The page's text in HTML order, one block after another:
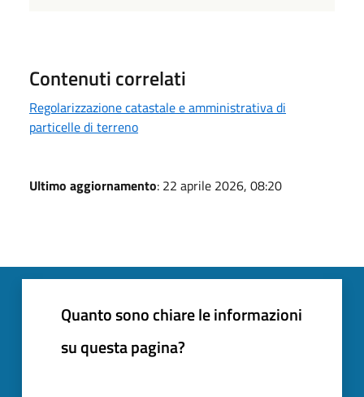
Contenuti correlati
Regolarizzazione catastale e amministrativa di
particelle di terreno
Ultimo aggiornamento: 22 aprile 2026, 08:20
Quanto sono chiare le informazioni
su questa pagina?